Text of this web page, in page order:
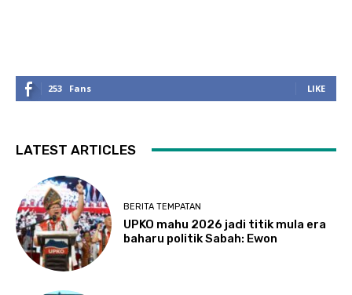
253 Fans LIKE
LATEST ARTICLES
BERITA TEMPATAN
UPKO mahu 2026 jadi titik mula era
baharu politik Sabah: Ewon